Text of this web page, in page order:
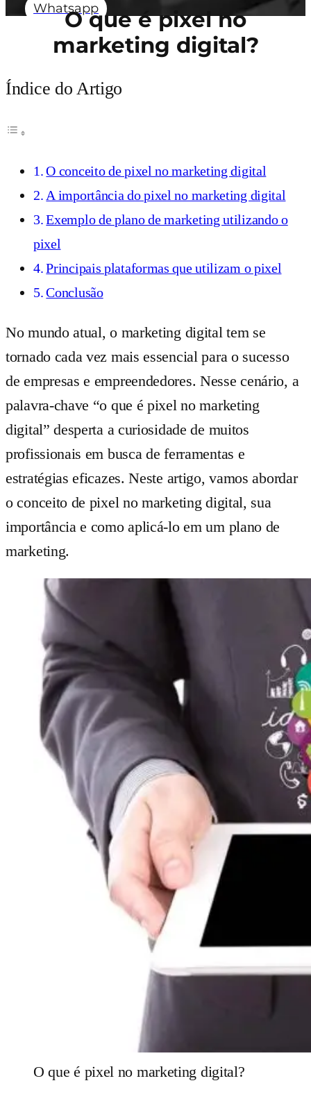
Whatsapp
O que é pixel no
marketing digital?
Índice do Artigo
O conceito de pixel no marketing digital
A importância do pixel no marketing digital
Exemplo de plano de marketing utilizando o
pixel
Principais plataformas que utilizam o pixel
Conclusão
No mundo atual, o marketing digital tem se
tornado cada vez mais essencial para o sucesso
de empresas e empreendedores. Nesse cenário, a
palavra-chave “o que é pixel no marketing
digital” desperta a curiosidade de muitos
profissionais em busca de ferramentas e
estratégias eficazes. Neste artigo, vamos abordar
o conceito de pixel no marketing digital, sua
importância e como aplicá-lo em um plano de
marketing.
O que é pixel no marketing digital?